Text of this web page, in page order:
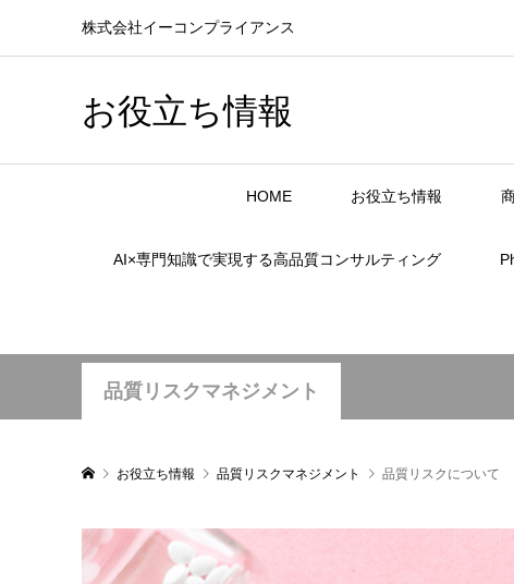
株式会社イーコンプライアンス
お役立ち情報
HOME お役立ち情報
AI×専門知識で実現する高品質コンサルティング
品質リスクマネジメント
お役立ち情報 品質リスクマネジメント 品質リスクについて